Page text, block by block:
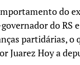
do
do RS
partidárias,
Juarez Hoy a